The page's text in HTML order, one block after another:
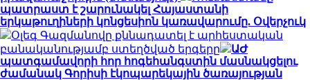
պատրաստ է շարունակել Հայաստանի
երկաթուղիների կոնցեսիոն կառավարումը. Օվերչուկ
Օլեգ Գազմանովը քննադատել է արհեստական
բանականությամբ ստեղծված երգերը
ԱԺ
պատգամավորի հոր հոգեհանգստին մասնակցելու
ժամանակ Գորիսի էկոպարեկային ծառայության